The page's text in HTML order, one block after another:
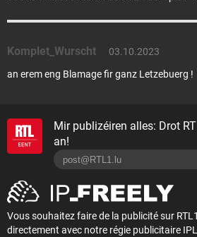
Komplet_Wurscht 03.10.2023
an erem eng Blamage fir ganz Letzebuerg !
Mir publizéiren alles: Drot
an!
Vous souhaitez faire de la publicité sur
directement avec notre régie publicitaire